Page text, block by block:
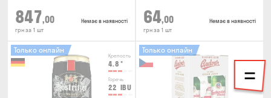
847,00
грн за 1 шт
Немає в наявності 64,00
грн за 1 шт
Немає в наявності
Крепость
4.8 °
Горечь
22 IBU
Только онлайн Только онлайн